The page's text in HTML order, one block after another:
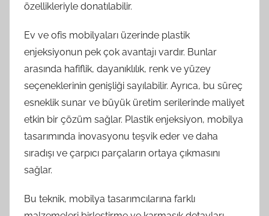
özellikleriyle donatılabilir.
Ev ve ofis mobilyaları üzerinde plastik
enjeksiyonun pek çok avantajı vardır. Bunlar
arasında hafiflik, dayanıklılık, renk ve yüzey
seçeneklerinin genişliği sayılabilir. Ayrıca, bu süreç
esneklik sunar ve büyük üretim serilerinde maliyet
etkin bir çözüm sağlar. Plastik enjeksiyon, mobilya
tasarımında inovasyonu teşvik eder ve daha
sıradışı ve çarpıcı parçaların ortaya çıkmasını
sağlar.
Bu teknik, mobilya tasarımcılarına farklı